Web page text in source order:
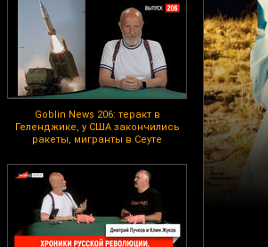
Goblin News 206: теракт в
Геленджике, у США закончились
ракеты, мигранты в Сеуте